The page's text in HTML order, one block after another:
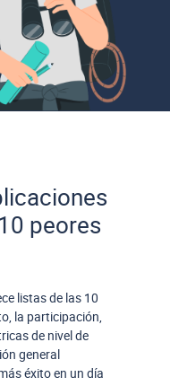
peores
listas de las 10
la participación,
de nivel de
general
éxito en un día